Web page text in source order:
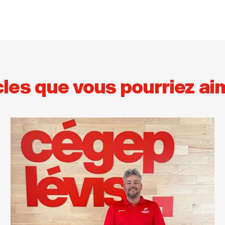
que vous pourriez